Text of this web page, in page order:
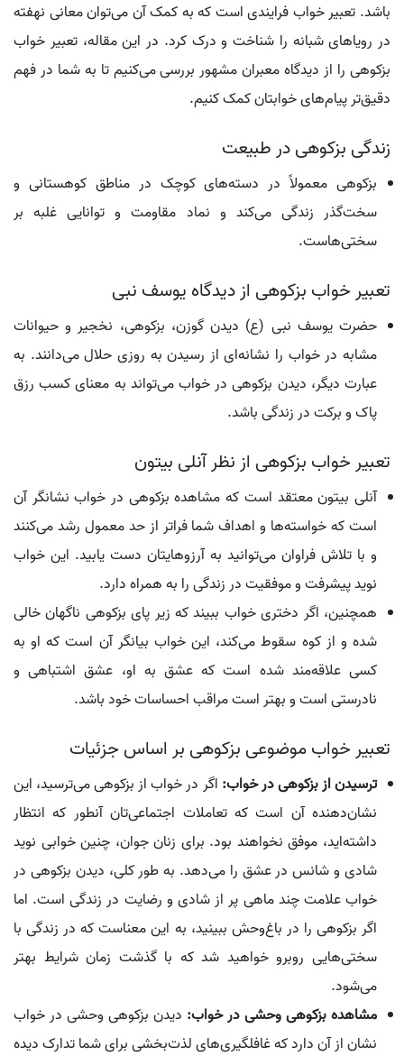
باشد. تعبیر خواب فرایندی است که به کمک آن می‌توان معانی نهفته
در رویاهای شبانه را شناخت و درک کرد. در این مقاله، تعبیر خواب
بزکوهی را از دیدگاه معبران مشهور بررسی می‌کنیم تا به شما در فهم
دقیق‌تر پیام‌های خوابتان کمک کنیم.
زندگی بزکوهی در طبیعت
بزکوهی معمولاً در دسته‌های کوچک در مناطق کوهستانی و
سخت‌گذر زندگی می‌کند و نماد مقاومت و توانایی غلبه بر
سختی‌هاست.
تعبیر خواب بزکوهی از دیدگاه یوسف نبی
حضرت یوسف نبی (ع) دیدن گوزن، بزکوهی، نخجیر و حیوانات
مشابه در خواب را نشانه‌ای از رسیدن به روزی حلال می‌دانند. به
عبارت دیگر، دیدن بزکوهی در خواب می‌تواند به معنای کسب رزق
پاک و برکت در زندگی باشد.
تعبیر خواب بزکوهی از نظر آنلی بیتون
آنلی بیتون معتقد است که مشاهده بزکوهی در خواب نشانگر آن
است که خواسته‌ها و اهداف شما فراتر از حد معمول رشد می‌کنند
و با تلاش فراوان می‌توانید به آرزوهایتان دست یابید. این خواب
نوید پیشرفت و موفقیت در زندگی را به همراه دارد.
همچنین، اگر دختری خواب ببیند که زیر پای بزکوهی ناگهان خالی
شده و از کوه سقوط می‌کند، این خواب بیانگر آن است که او به
کسی علاقه‌مند شده است که عشق به او، عشق اشتباهی و
نادرستی است و بهتر است مراقب احساسات خود باشد.
تعبیر خواب موضوعی بزکوهی بر اساس جزئیات
ترسیدن از بزکوهی در خواب: اگر در خواب از بزکوهی می‌ترسید، این
نشان‌دهنده آن است که تعاملات اجتماعی‌تان آنطور که انتظار
داشته‌اید، موفق نخواهند بود. برای زنان جوان، چنین خوابی نوید
شادی و شانس در عشق را می‌دهد. به طور کلی، دیدن بزکوهی در
خواب علامت چند ماهی پر از شادی و رضایت در زندگی است. اما
اگر بزکوهی را در باغ‌وحش ببینید، به این معناست که در زندگی با
سختی‌هایی روبرو خواهید شد که با گذشت زمان شرایط بهتر
می‌شود.
مشاهده بزکوهی وحشی در خواب: دیدن بزکوهی وحشی در خواب
نشان از آن دارد که غافلگیری‌های لذت‌بخشی برای شما تدارک دیده